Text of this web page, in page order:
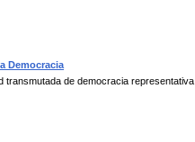
Democracia
transmutada de democracia representativa